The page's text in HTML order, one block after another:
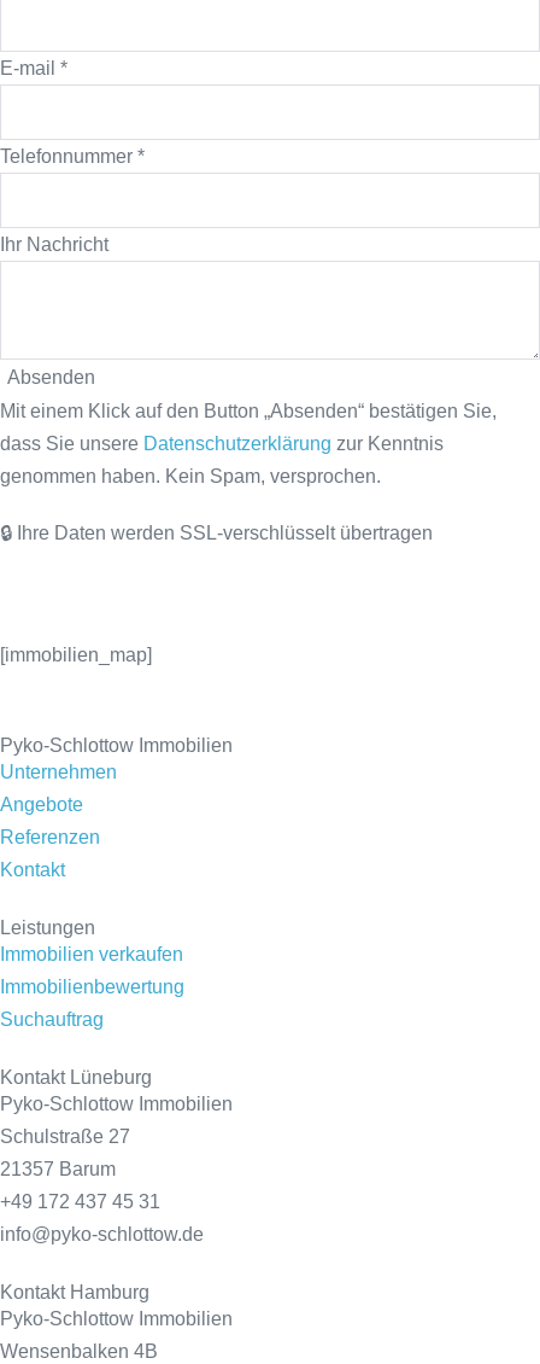
E-mail *
Telefonnummer *
Ihr Nachricht
Absenden
Mit einem Klick auf den Button „Absenden“ bestätigen Sie,
dass Sie unsere Datenschutzerklärung zur Kenntnis
genommen haben. Kein Spam, versprochen.
🔒 Ihre Daten werden SSL-verschlüsselt übertragen
[immobilien_map]
Pyko-Schlottow Immobilien
Unternehmen
Angebote
Referenzen
Kontakt
Leistungen
Immobilien verkaufen
Immobilienbewertung
Suchauftrag
Kontakt Lüneburg
Pyko-Schlottow Immobilien
Schulstraße 27
21357 Barum
+49 172 437 45 31
info@pyko-schlottow.de
Kontakt Hamburg
Pyko-Schlottow Immobilien
Wensenbalken 4B